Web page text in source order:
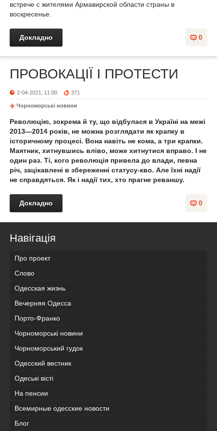
встрече с жителями Армавирской области страны в
воскресенье.
0
Докладно
ПРОВОКАЦІЇ І ПРОТЕСТИ
2-04-2021, 11:00 371
Чорноморські новини
Революцію, зокрема й ту, що відбулася в Україні на межі
2013—2014 років, не можна розглядати як крапку в
історичному процесі. Вона навіть не кома, а три крапки.
Маятник, хитнувшись вліво, може хитнутися вправо. І не
один раз. Ті, кого революція привела до влади, певна
річ, зацікавлені в збереженні статусу-кво. Але їхні надії
не справдяться. Як і надії тих, хто прагне реваншу.
0
Докладно
Навігація
Про проект
Слово
Одесская жизнь
Вечерняя Одесса
Порто-Франко
Чорноморські новини
Чорноморський гудок
Одесский вестник
Одеськi вiстi
На пенсии
Всемирные одесские новости
Блог